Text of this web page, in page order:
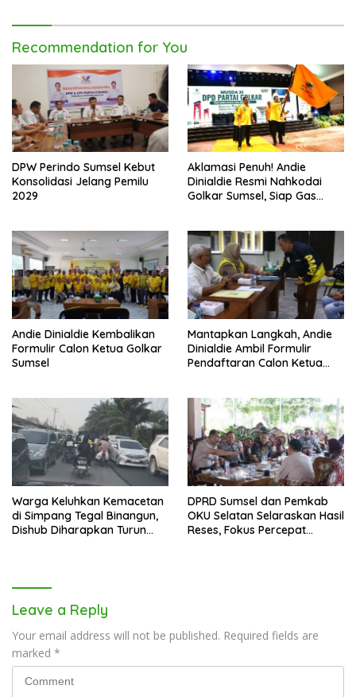
Recommendation for You
DPW Perindo Sumsel Kebut
Konsolidasi Jelang Pemilu
2029
Aklamasi Penuh! Andie
Dinialdie Resmi Nahkodai
Golkar Sumsel, Siap Gas
Andie Dinialdie Kembalikan
Formulir Calon Ketua Golkar
Sumsel
Mantapkan Langkah, Andie
Dinialdie Ambil Formulir
Pendaftaran Calon Ketua
Warga Keluhkan Kemacetan
di Simpang Tegal Binangun,
Dishub Diharapkan Turun
DPRD Sumsel dan Pemkab
OKU Selatan Selaraskan Hasil
Reses, Fokus Percepat
Leave a Reply
Your email address will not be published. Required fields are
marked *